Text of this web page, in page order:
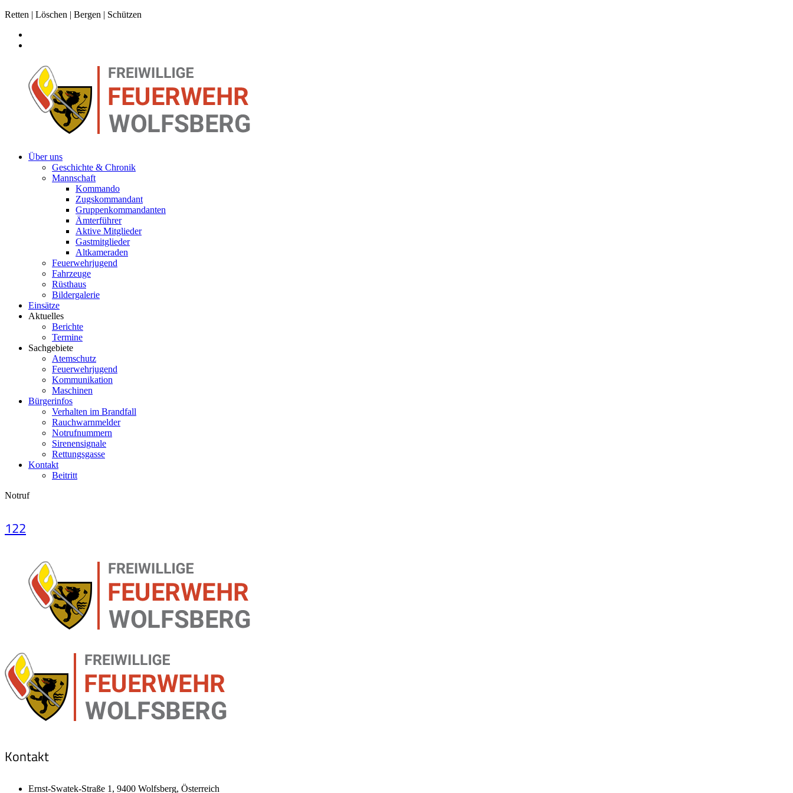
Retten | Löschen | Bergen | Schützen
Über uns
Geschichte & Chronik
Mannschaft
Kommando
Zugskommandant
Gruppenkommandanten
Ämterführer
Aktive Mitglieder
Gastmitglieder
Altkameraden
Feuerwehrjugend
Fahrzeuge
Rüsthaus
Bildergalerie
Einsätze
Aktuelles
Berichte
Termine
Sachgebiete
Atemschutz
Feuerwehrjugend
Kommunikation
Maschinen
Bürgerinfos
Verhalten im Brandfall
Rauchwarnmelder
Notrufnummern
Sirenensignale
Rettungsgasse
Kontakt
Beitritt
Notruf
122
Kontakt
Ernst-Swatek-Straße 1, 9400 Wolfsberg, Österreich